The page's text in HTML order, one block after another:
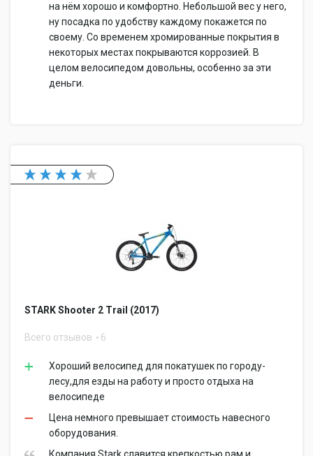
на нём хорошо и комфортно. Небольшой вес у него,
ну посадка по удобству каждому покажется по
своему. Со временем хромированные покрытия в
некоторых местах покрываются коррозией. В
целом велосипедом довольны, особенно за эти
деньги.
STARK Shooter 2 Trail (2017)
Всего отзывов 6
Хороший велосипед для покатушек по городу-
лесу,для езды на работу и просто отдыха на
велосипеде
Цена немного превышает стоимость навесного
оборудования.